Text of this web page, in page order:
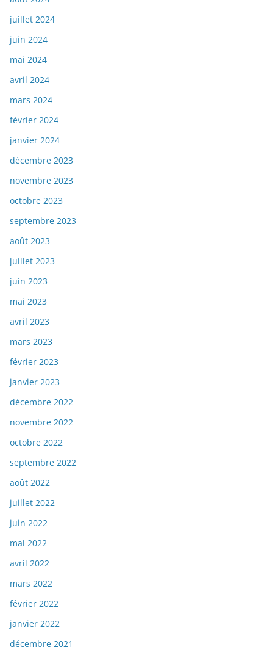
juillet 2024
juin 2024
mai 2024
avril 2024
mars 2024
février 2024
janvier 2024
décembre 2023
novembre 2023
octobre 2023
septembre 2023
août 2023
juillet 2023
juin 2023
mai 2023
avril 2023
mars 2023
février 2023
janvier 2023
décembre 2022
novembre 2022
octobre 2022
septembre 2022
août 2022
juillet 2022
juin 2022
mai 2022
avril 2022
mars 2022
février 2022
janvier 2022
décembre 2021